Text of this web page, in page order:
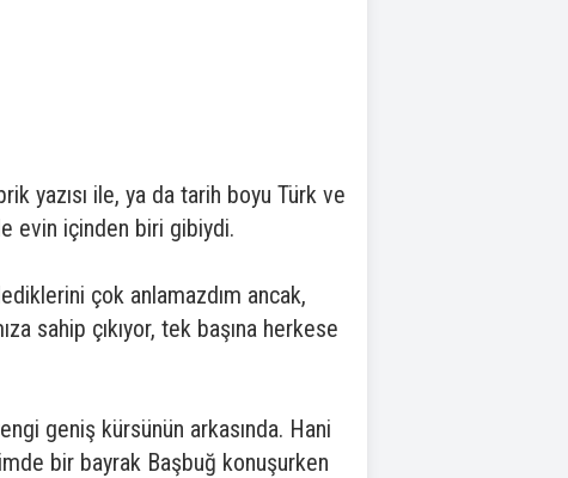
yazısı ile, ya da tarih boyu Türk ve
evin içinden biri gibiydi.
çok anlamazdım ancak,
sahip çıkıyor, tek başına herkese
geniş kürsünün arkasında. Hani
bir bayrak Başbuğ konuşurken